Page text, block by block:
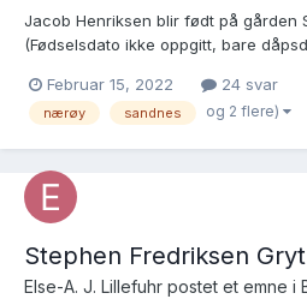
Jacob Henriksen blir født på gården
(Fødselsdato ikke oppgitt, bare
De får tre barn sammen, som jeg vet
f. 13.04.1835, Sandnes...
Februar 15, 2022 24 svar
nærøy sandnes og 2 flere)
Stephen Fredriksen
Else-A. J. Lillefuhr postet et emne i